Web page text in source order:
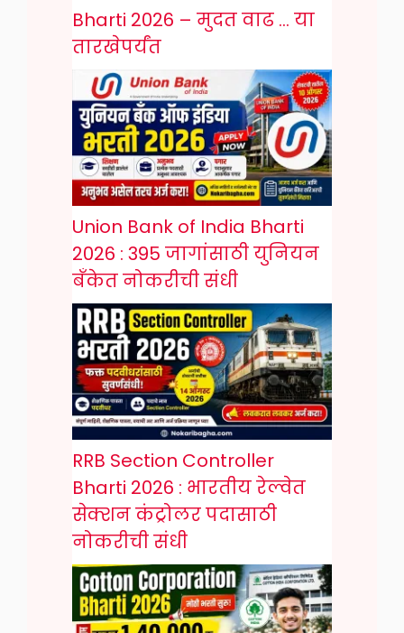
Bharti 2026 – मुदत वाढ … या
तारखेपर्यंत
Union Bank of India Bharti
2026 : 395 जागांसाठी युनियन
बँकेत नोकरीची संधी
RRB Section Controller
Bharti 2026 : भारतीय रेल्वेत
सेक्शन कंट्रोलर पदासाठी
नोकरीची संधी